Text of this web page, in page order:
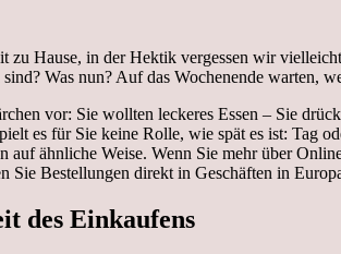
zu Hause, in der Hektik vergessen wir
sind? Was nun? Auf das Wochenende warten,
vor: Sie wollten leckeres Essen – Sie
es für Sie keine Rolle, wie spät es ist: Tag
auf ähnliche Weise. Wenn Sie mehr über
Sie Bestellungen direkt in Geschäften in
des Einkaufens